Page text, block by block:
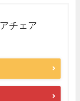
チェア